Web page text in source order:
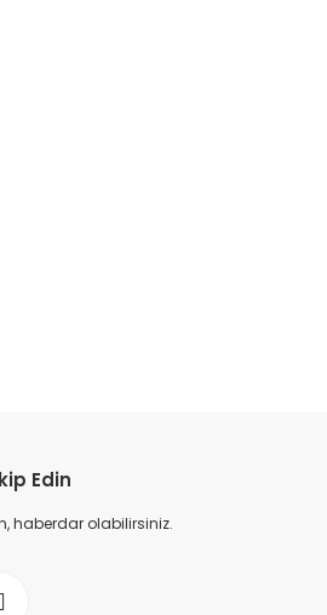
Edin
haberdar olabilirsiniz.